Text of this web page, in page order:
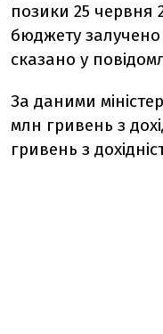
позики 25 червня
бюджету
сказано у
За даними
млн гривень з
гривень з